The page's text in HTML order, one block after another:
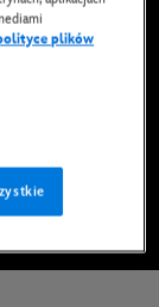
Blu-Ray
plików